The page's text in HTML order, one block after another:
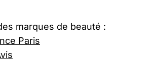
marques de beauté :
Paris